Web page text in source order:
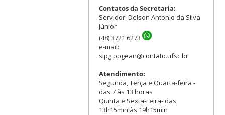
Contatos da Secretaria:
Servidor: Delson Antonio da Silva
Júnior
(48) 3721 6273
e-mail:
sipg.ppgean@contato.ufsc.br
Atendimento:
Segunda, Terça e Quarta-feira -
das 7 às 13 horas
Quinta e Sexta-Feira- das
13h15min às 19h15min